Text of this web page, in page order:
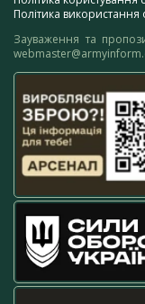
Політика використання
Зауваження та